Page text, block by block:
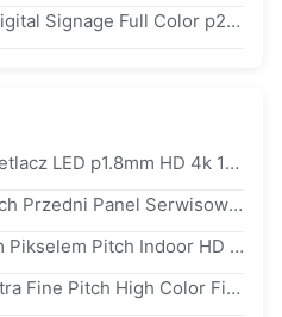
Wewnętrzny Ekran LED Digital Signage Full Color p2.5mm Ultra Slim Do Reklamy
Wewnętrzny Stały Wyświetlacz LED p1.8mm HD 4k 1920hz Z Obsługą Magnetycznego Frontu
Ekrany LED Fine Pixel Pitch Przedni Panel Serwisowy Ściany Wideo Z Magnesem Do Sali Konferencyjnej Studia Telewizyjnego
Wyświetlacz LED Z Małym Pikselem Pitch Indoor HD p1.9 Ekrany LED Panel Do Montażu Na Ścianie Całkowicie Od Przodu
p1.92mm Led Wall Wall Ultra Fine Pitch High Color Fidelity smd1010